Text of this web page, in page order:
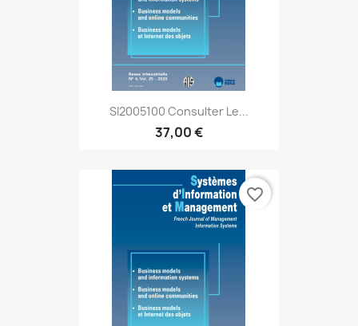
SI2005100 Consulter Le...
37,00 €
favorite_border